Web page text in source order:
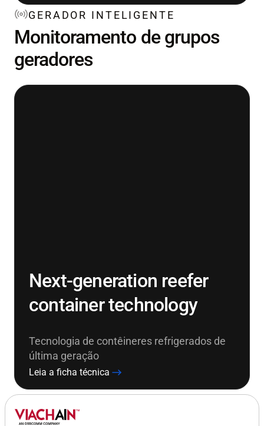
GERADOR INTELIGENTE
Monitoramento de grupos
geradores
Next-generation reefer
container technology
Tecnologia de contêineres refrigerados de
última geração
Leia a ficha técnica